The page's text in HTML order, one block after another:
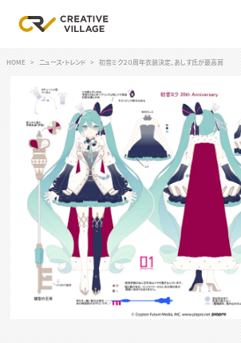
ACCOUNT
ログイン
RECRUIT
クリエイター求人を探す
CREATIVE JOB求人検索
特集求人
採用説明会
転職支援サービス
CONTENTS
スキルアップしたい！
スキルアップしたい！ トップ
HOME ニュース・トレンド 初音ミク２０周年衣装決定、あしす氏が最高賞